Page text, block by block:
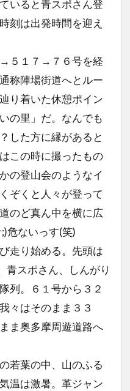
いると青スポさん登
刻は出発時間を迎え
５１７→７６号を経
称陣場街道へとルー
り着いた休憩ポイン
の里」だ。なんでも
した方に縁があると
この時に撮ったもの
の登山会のようなイ
ぞくと人々が登って
のど真ん中を横に広
危ないっす(笑)
走り始める。先頭は
青スポさん、しんがり
列。６１号から３２
々はそのまま３３
ま奥多摩周遊道路へ
若葉の中、山のふる
温は激暑。革ジャン